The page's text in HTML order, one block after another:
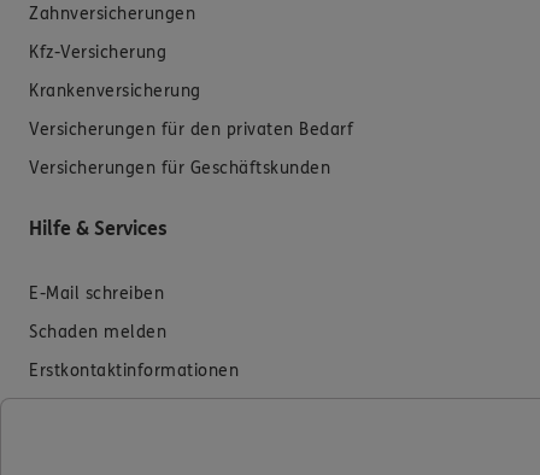
Zahnversicherungen
Kfz-Versicherung
Krankenversicherung
Versicherungen für den privaten Bedarf
Versicherungen für Geschäftskunden
Hilfe & Services
E-Mail schreiben
Schaden melden
Erstkontaktinformationen